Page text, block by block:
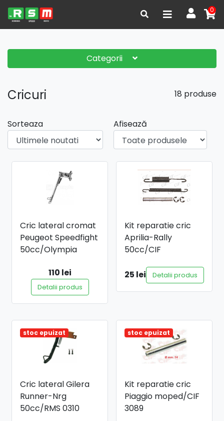
0
Categorii
18 produse
Cricuri
Sorteaza Afisează
Cric lateral cromat
Peugeot Speedfight
50cc/Olympia
110 lei
Detalii produs
Kit reparatie cric
Aprilia-Rally
50cc/CIF
25 lei Detalii produs
stoc epuizat
Cric lateral Gilera
Runner-Nrg
50cc/RMS 0310
stoc epuizat
Kit reparatie cric
Piaggio moped/CIF
3089